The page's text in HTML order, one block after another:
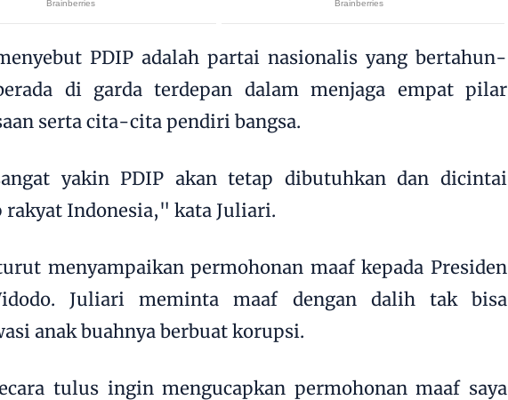
PDIP adalah partai nasionalis yang bertahun-
di garda terdepan dalam menjaga empat pilar
serta cita-cita pendiri bangsa.
yakin PDIP akan tetap dibutuhkan dan dicintai
rakyat Indonesia," kata Juliari.
menyampaikan permohonan maaf kepada Presiden
Juliari meminta maaf dengan dalih tak bisa
anak buahnya berbuat korupsi.
tulus ingin mengucapkan permohonan maaf saya